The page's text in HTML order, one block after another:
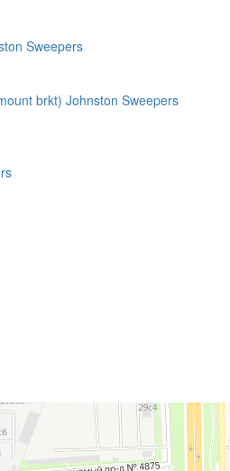
Sweepers
brkt) Johnston Sweepers